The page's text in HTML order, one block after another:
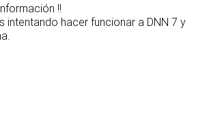
!!
intentando hacer funcionar a DNN 7 y